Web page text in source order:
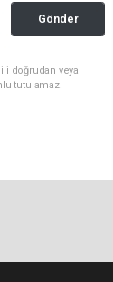
Gönder
doğrudan veya
tutulamaz.